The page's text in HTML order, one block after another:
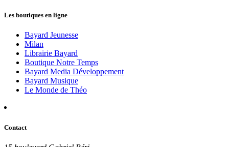
Les boutiques en ligne
Bayard Jeunesse
Milan
Librairie Bayard
Boutique Notre Temps
Bayard Media Développement
Bayard Musique
Le Monde de Théo
Contact